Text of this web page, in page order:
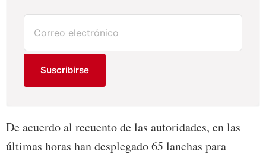
Suscribirse
De acuerdo al recuento de las autoridades, en las
últimas horas han desplegado 65 lanchas para